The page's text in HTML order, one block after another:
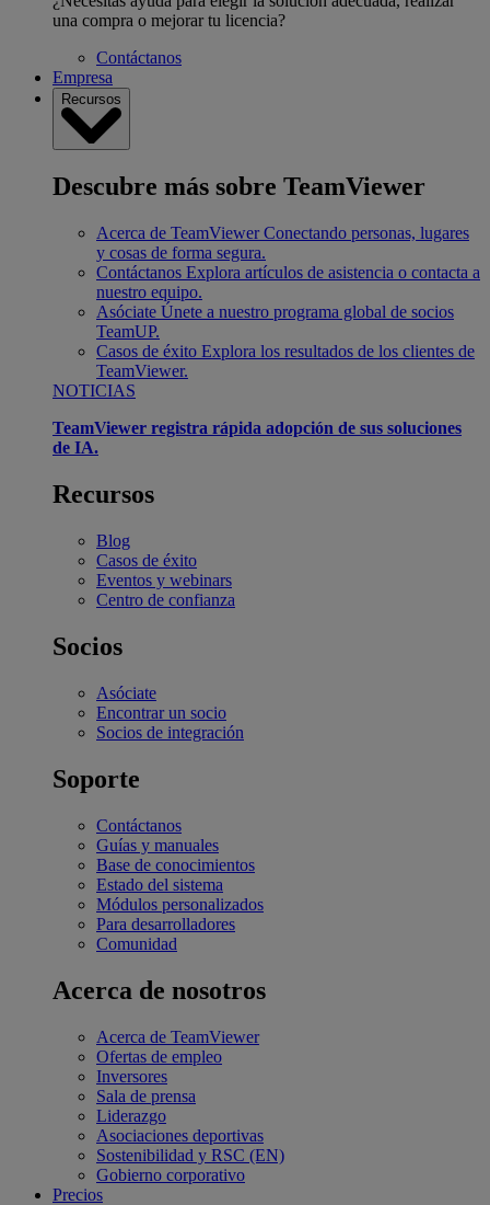
una compra o mejorar tu licencia?
Contáctanos
Empresa
Recursos
Descubre más sobre TeamViewer
Acerca de TeamViewer Conectando personas, lugares
y cosas de forma segura.
Contáctanos Explora artículos de asistencia o contacta a
nuestro equipo.
Asóciate Únete a nuestro programa global de socios
TeamUP.
Casos de éxito Explora los resultados de los clientes de
TeamViewer.
NOTICIAS
TeamViewer registra rápida adopción de sus soluciones
de IA.
Recursos
Blog
Casos de éxito
Eventos y webinars
Centro de confianza
Socios
Asóciate
Encontrar un socio
Socios de integración
Soporte
Contáctanos
Guías y manuales
Base de conocimientos
Estado del sistema
Módulos personalizados
Para desarrolladores
Comunidad
Acerca de nosotros
Acerca de TeamViewer
Ofertas de empleo
Inversores
Sala de prensa
Liderazgo
Asociaciones deportivas
Sostenibilidad y RSC (EN)
Gobierno corporativo
Precios